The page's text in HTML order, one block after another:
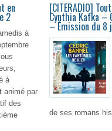
en
2
à
à
animé par
des
[CITERADIO]
Cynthia Kafka –
– Émission du 8
de ses romans